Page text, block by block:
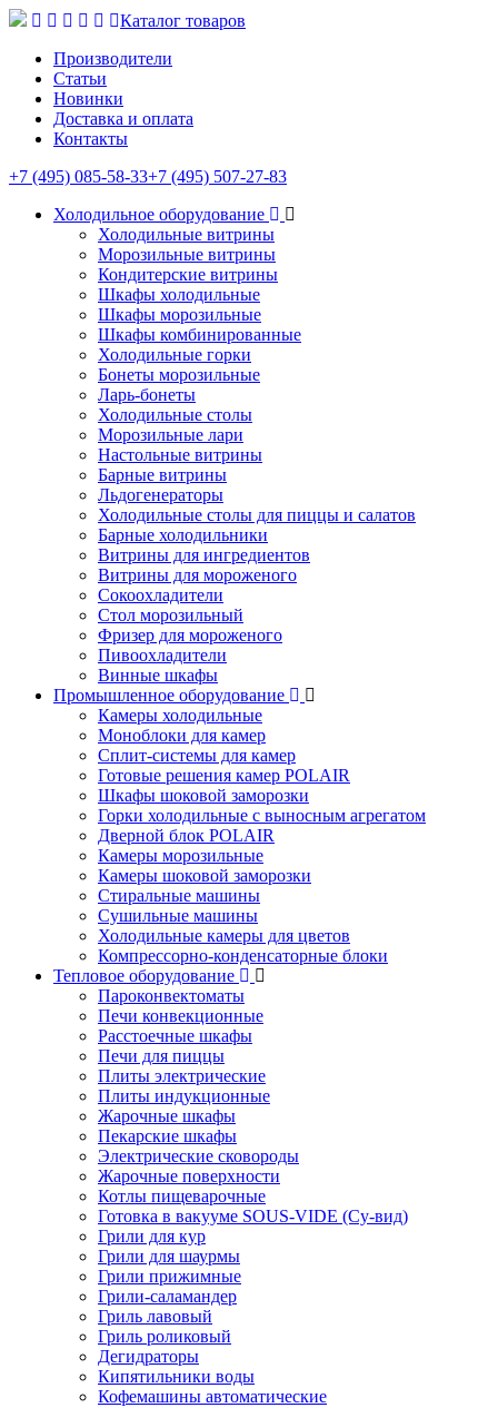
Каталог товаров
Производители
Статьи
Новинки
Доставка и оплата
Контакты
+7 (495) 085-58-33+7 (495) 507-27-83
Холодильное оборудование
Холодильные витрины
Морозильные витрины
Кондитерские витрины
Шкафы холодильные
Шкафы морозильные
Шкафы комбинированные
Холодильные горки
Бонеты морозильные
Ларь-бонеты
Холодильные столы
Морозильные лари
Настольные витрины
Барные витрины
Льдогенераторы
Холодильные столы для пиццы и салатов
Барные холодильники
Витрины для ингредиентов
Витрины для мороженого
Сокоохладители
Стол морозильный
Фризер для мороженого
Пивоохладители
Винные шкафы
Промышленное оборудование
Камеры холодильные
Моноблоки для камер
Сплит-системы для камер
Готовые решения камер POLAIR
Шкафы шоковой заморозки
Горки холодильные с выносным агрегатом
Дверной блок POLAIR
Камеры морозильные
Камеры шоковой заморозки
Стиральные машины
Сушильные машины
Холодильные камеры для цветов
Компрессорно-конденсаторные блоки
Тепловое оборудование
Пароконвектоматы
Печи конвекционные
Расстоечные шкафы
Печи для пиццы
Плиты электрические
Плиты индукционные
Жарочные шкафы
Пекарские шкафы
Электрические сковороды
Жарочные поверхности
Котлы пищеварочные
Готовка в вакууме SOUS-VIDE (Су-вид)
Грили для кур
Грили для шаурмы
Грили прижимные
Грили-саламандер
Гриль лавовый
Гриль роликовый
Дегидраторы
Кипятильники воды
Кофемашины автоматические